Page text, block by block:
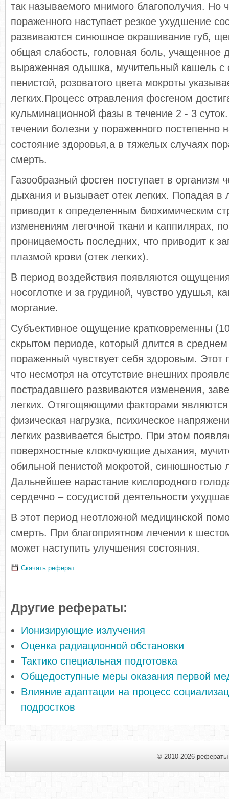
так называемого мнимого благополучия. Но
пораженного наступает резкое ухудшение
развиваются синюшное окрашивание губ,
общая слабость, головная боль, учащенное
выраженная одышка, мучительный кашель с
пенистой, розоватого цвета мокроты
легких.Процесс отравления фосгеном
кульминационной фазы в течение 2 - 3
течении болезни у пораженного постепенно
состояние здоровья,а в тяжелых случаях
смерть.
Газообразный фосген поступает в организм
дыхания и вызывает отек легких. Попадая в
приводит к определенным биохимическим
изменениям легочной ткани и каппилярах,
проницаемость последних, что приводит к
плазмой крови (отек легких).
В период воздействия появляются
носоглотке и за грудиной, чувство удушья,
моргание.
Субъективное ощущение кратковременны
скрытом периоде, который длится в
пораженный чувствует себя здоровым. Этот
что несмотря на отсутствие внешних
пострадавшего развиваются изменения,
легких. Отягощяющими факторами
физическая нагрузка, психическое
легких развивается быстро. При этом
поверхностные клокочующие дыхания,
обильной пенистой мокротой, синюшностью
Дальнейшее нарастание кислородного
сердечно – сосудистой деятельности
В этот период неотложной медицинской
смерть. При благоприятном лечении к
может наступить улучшения состояния.
Скачать реферат
Другие рефераты:
Ионизирующие излучения
Оценка радиационной обстановки
Тактико специальная подготовка
Общедоступные меры оказания первой
Влияние адаптации на процесс
подростков
© 2010-2026 рефераты